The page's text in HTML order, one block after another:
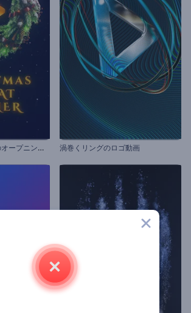
ク
リスマス・リースのオープニング動画 渦巻くリングのロゴ動画